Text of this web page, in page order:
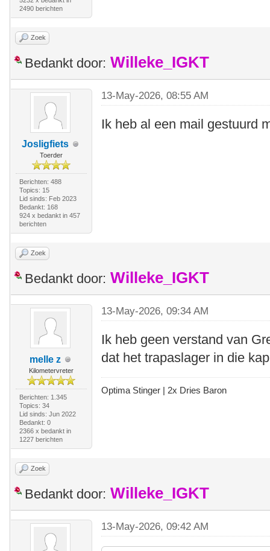
2490 berichten
Zoek
Bedankt door: Willeke_IGKT
Josligfiets
Toerder
Berichten: 488
Topics: 15
Lid sinds: Feb 2023
Bedankt: 168
924 x bedankt in 457
berichten
13-May-2026, 08:55 AM
Ik heb al een mail gestuurd
Zoek
Bedankt door: Willeke_IGKT
melle z
Kilometervreter
Berichten: 1.345
Topics: 34
Lid sinds: Jun 2022
Bedankt: 0
2366 x bedankt in
1227 berichten
13-May-2026, 09:34 AM
Ik heb geen verstand van
dat het trapaslager in die
Optima Stinger | 2x Dries Baron
Zoek
Bedankt door: Willeke_IGKT
13-May-2026, 09:42 AM